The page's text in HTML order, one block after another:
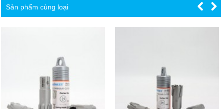
Sản phẩm cùng loại